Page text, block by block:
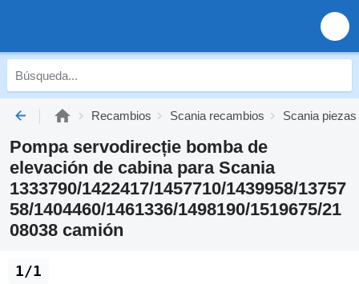
Recambios Scania recambios Scania
Pompa servodirecție bomba de
elevación de cabina para Scania
1333790/1422417/1457710/1439958/13757
58/1404460/1461336/1498190/1519675/21
08038 camión
1/1